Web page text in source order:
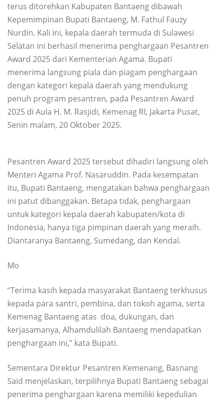
terus ditorehkan Kabupaten Bantaeng dibawah
Kepemimpinan Bupati Bantaeng, M. Fathul Fauzy
Nurdin. Kali ini, kepala daerah termuda di Sulawesi
Selatan ini berhasil menerima penghargaan Pesantren
Award 2025 dari Kementerian Agama. Bupati
menerima langsung piala dan piagam penghargaan
dengan kategori kepala daerah yang mendukung
penuh program pesantren, pada Pesantren Award
2025 di Aula H. M. Rasjidi, Kemenag RI, Jakarta Pusat,
Senin malam, 20 Oktober 2025.
Pesantren Award 2025 tersebut dihadiri langsung oleh
Menteri Agama Prof. Nasaruddin. Pada kesempatan
itu, Bupati Bantaeng, mengatakan bahwa penghargaan
ini patut dibanggakan. Betapa tidak, penghargaan
untuk kategori kepala daerah kabupaten/kota di
Indonesia, hanya tiga pimpinan daerah yang meraih.
Diantaranya Bantaeng, Sumedang, dan Kendal.
Mo
“Terima kasih kepada masyarakat Bantaeng terkhusus
kepada para santri, pembina, dan tokoh agama, serta
Kemenag Bantaeng atas doa, dukungan, dan
kerjasamanya, Alhamdulilah Bantaeng mendapatkan
penghargaan ini,” kata Bupati.
Sementara Direktur Pesantren Kemenang, Basnang
Said menjelaskan, terpilihnya Bupati Bantaeng sebagai
penerima penghargaan karena memiliki kepedulian